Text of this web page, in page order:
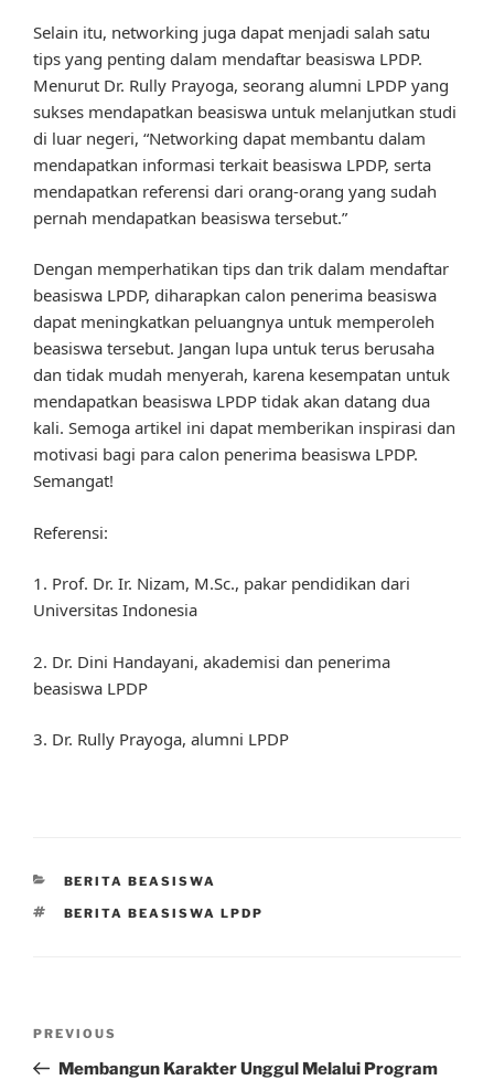
Selain itu, networking juga dapat menjadi salah satu
tips yang penting dalam mendaftar beasiswa LPDP.
Menurut Dr. Rully Prayoga, seorang alumni LPDP yang
sukses mendapatkan beasiswa untuk melanjutkan studi
di luar negeri, “Networking dapat membantu dalam
mendapatkan informasi terkait beasiswa LPDP, serta
mendapatkan referensi dari orang-orang yang sudah
pernah mendapatkan beasiswa tersebut.”
Dengan memperhatikan tips dan trik dalam mendaftar
beasiswa LPDP, diharapkan calon penerima beasiswa
dapat meningkatkan peluangnya untuk memperoleh
beasiswa tersebut. Jangan lupa untuk terus berusaha
dan tidak mudah menyerah, karena kesempatan untuk
mendapatkan beasiswa LPDP tidak akan datang dua
kali. Semoga artikel ini dapat memberikan inspirasi dan
motivasi bagi para calon penerima beasiswa LPDP.
Semangat!
Referensi:
1. Prof. Dr. Ir. Nizam, M.Sc., pakar pendidikan dari
Universitas Indonesia
2. Dr. Dini Handayani, akademisi dan penerima
beasiswa LPDP
3. Dr. Rully Prayoga, alumni LPDP
CATEGORIES
BERITA BEASISWA
TAGS
BERITA BEASISWA LPDP
Previous
Post
PREVIOUS
Membangun Karakter Unggul Melalui Program